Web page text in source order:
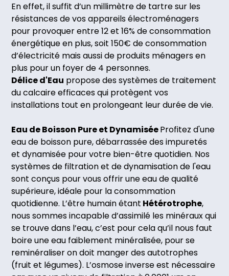
En effet, il suffit d’un millimètre de tartre sur les
résistances de vos appareils électroménagers
pour provoquer entre 12 et 16% de consommation
énergétique en plus, soit 150€ de consommation
d’électricité mais aussi de produits ménagers en
plus pour un foyer de 4 personnes.
Délice d'Eau propose des systèmes de traitement
du calcaire efficaces qui protègent vos
installations tout en prolongeant leur durée de vie.
Eau de Boisson Pure et Dynamisée Profitez d'une
eau de boisson pure, débarrassée des impuretés
et dynamisée pour votre bien-être quotidien. Nos
systèmes de filtration et de dynamisation de l'eau
sont conçus pour vous offrir une eau de qualité
supérieure, idéale pour la consommation
quotidienne. L’être humain étant Hétérotrophe,
nous sommes incapable d’assimilé les minéraux qui
se trouve dans l’eau, c’est pour cela qu’il nous faut
boire une eau faiblement minéralisée, pour se
reminéraliser on doit manger des autotrophes
(fruit et légumes). L’osmose inverse est nécessaire